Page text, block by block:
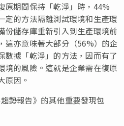
原期間保持「乾淨」時，44%
定的方法隔離測試環境和生產環
份儲存庫重新引入到生產環境前
這亦意味著大部分（56%）的企
數據「乾淨」的方法，因而有了
境的風險。這就是企業需在復原
原因。
勢報告》的其他重要發現包